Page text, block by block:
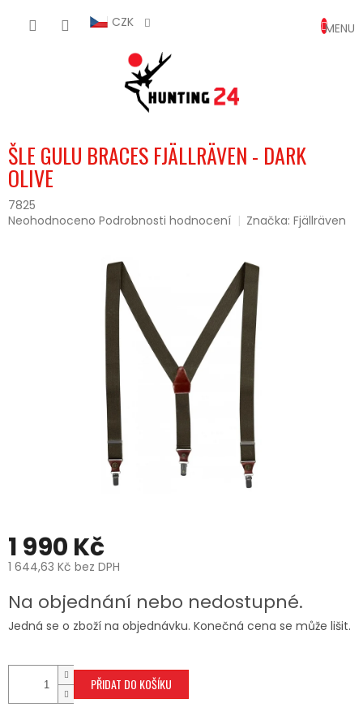
CZK
KOŠÍK
ŠLE GULU BRACES FJÄLLRÄVEN - DARK
OLIVE
7825
Průměrné
Neohodnoceno Podrobnosti hodnocení Značka:Fjällräven
1 990 Kč
1 644,63 Kč bez DPH
cena:
Na objednání nebo nedostupné.
Jedná se o zboží na objednávku. Konečná cena se může lišit.
PŘIDAT DO KOŠÍKU